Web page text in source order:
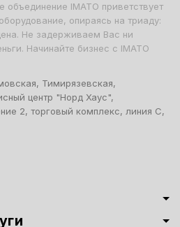
объединение IMATO приветствует
опираясь на триаду:
Не задерживаем Вас ни
Начинайте бизнес с IMATO
Тимирязевская,
центр "Норд Хаус",
2, торговый комплекс, линия С,